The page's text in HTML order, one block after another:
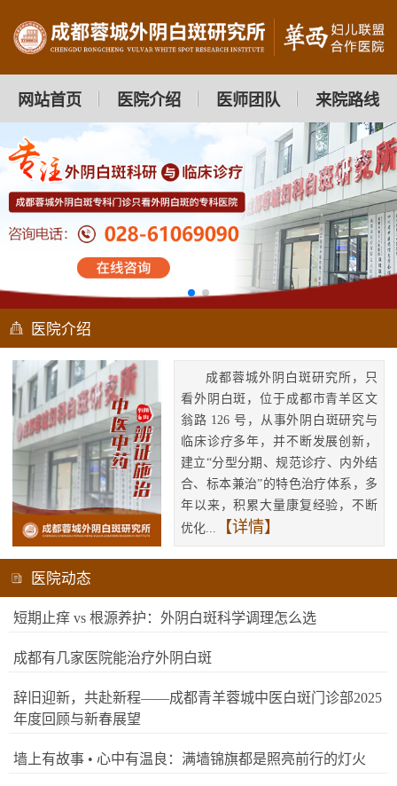
网站首页 医院介绍 医师团队 来院路线
医院介绍
成都蓉城外阴白斑研究所，只
看外阴白斑，位于成都市青羊区文
翁路 126 号，从事外阴白斑研究与
临床诊疗多年，并不断发展创新，
建立“分型分期、规范诊疗、内外结
合、标本兼治”的特色治疗体系，多
年以来，积累大量康复经验，不断
优化...
【详情】
医院动态
短期止痒 vs 根源养护：外阴白斑科学调理怎么选
成都有几家医院能治疗外阴白斑
辞旧迎新，共赴新程——成都青羊蓉城中医白斑门诊部2025
年度回顾与新春展望
墙上有故事 • 心中有温良：满墙锦旗都是照亮前行的灯火